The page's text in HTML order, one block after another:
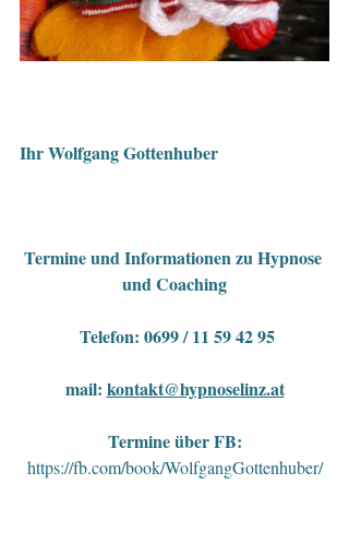
Ihr Wolfgang Gottenhuber
Termine und Informationen zu Hypnose
und Coaching
Telefon: 0699 / 11 59 42 95
mail: kontakt@hypnoselinz.at
Termine über FB:
https://fb.com/book/WolfgangGottenhuber/